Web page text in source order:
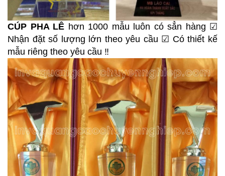
CÚP PHA LÊ hơn 1000 mẫu luôn có sẳn hàng ☑
Nhận đặt số lượng lớn theo yêu cầu ☑ Có thiết kế
mẫu riêng theo yêu cầu ‼